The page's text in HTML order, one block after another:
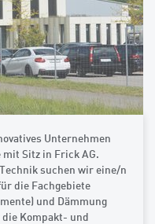
Unternehmen
Sitz in Frick AG.
suchen wir eine/n
die Fachgebiete
und Dämmung
Kompakt- und